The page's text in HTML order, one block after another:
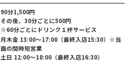
90分1,500円
その後、30分ごとに500円
※60分ごとにドリンク１杯サービス
月木金 13:00〜17:00（最終入店15:30）※当
面の間時短営業
土日 12:00〜18:00（最終入店16:30）